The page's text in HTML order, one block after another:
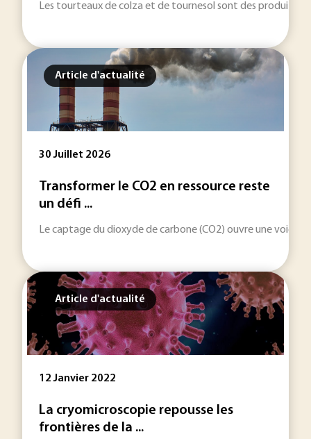
Les tourteaux de colza et de tournesol sont des produits
Article d'actualité
30 Juillet 2026
Transformer le CO2 en ressource reste
un défi ...
Le captage du dioxyde de carbone (CO2) ouvre une voie
Article d'actualité
12 Janvier 2022
La cryomicroscopie repousse les
frontières de la ...